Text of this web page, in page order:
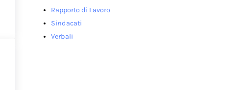
Rapporto di Lavoro
Sindacati
Verbali